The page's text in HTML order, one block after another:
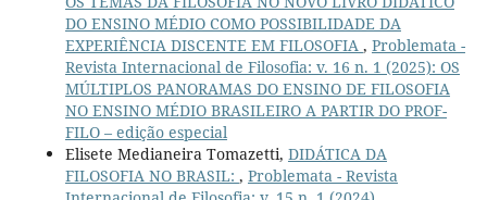
DO ENSINO MÉDIO COMO POSSIBILIDADE DA
EXPERIÊNCIA DISCENTE EM FILOSOFIA , Problemata -
Revista Internacional de Filosofia: v. 16 n. 1 (2025): OS
MÚLTIPLOS PANORAMAS DO ENSINO DE FILOSOFIA
NO ENSINO MÉDIO BRASILEIRO A PARTIR DO PROF-
FILO – edição especial
Elisete Medianeira Tomazetti, DIDÁTICA DA
FILOSOFIA NO BRASIL: , Problemata - Revista